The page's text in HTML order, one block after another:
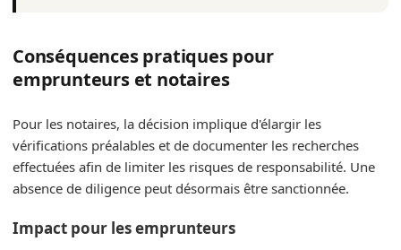
Conséquences pratiques pour
emprunteurs et notaires
Pour les notaires, la décision implique d'élargir les
vérifications préalables et de documenter les recherches
effectuées afin de limiter les risques de responsabilité. Une
absence de diligence peut désormais être sanctionnée.
Impact pour les emprunteurs